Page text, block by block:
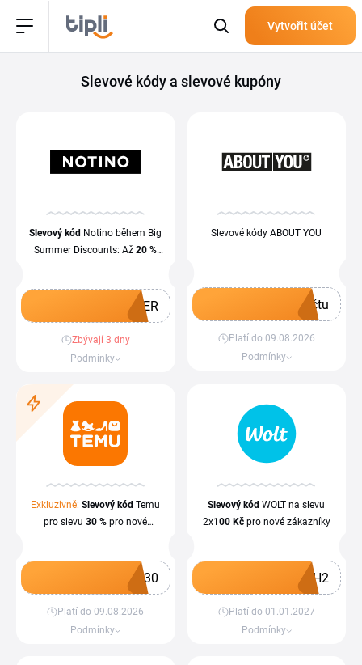
Vytvořit účet
Slevové kódy a slevové kupóny
Slevový kód Notino během Big
Summer Discounts: Až20 %
Získat kupón
MER
Zbývají 3 dny
Podmínky
Slevové kódy ABOUT YOU
Získat kupón
čtu
Platí do 09.08.2026
Podmínky
Exkluzivně:Slevový kód Temu
pro slevu30 % pro nové
Získat kupón
W30
Platí do 09.08.2026
Podmínky
Slevový kód WOLT na slevu
2x100 Kčpro nové zákazníky
Získat kupón
6H2
Platí do 01.01.2027
Podmínky